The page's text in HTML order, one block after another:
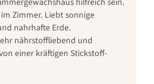
Zimmer. Liebt sonnige
nahrhafte Erde.
nährstoffliebend und
einer kräftigen Stickstoff-